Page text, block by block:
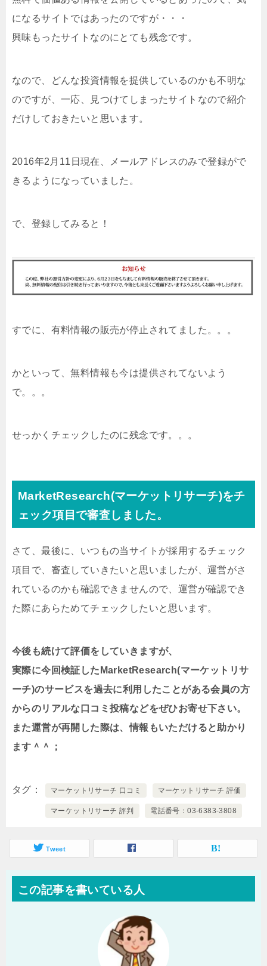
になるサイトではあったのですが・・・
興味もったサイトなのにとても残念です。
なので、どんな投資情報を提供しているのかも不明な
のですが、一応、見つけてしまったサイトなので紹介
だけしておきたいと思います。
2016年2月11日現在、メールアドレスのみで登録がで
きるようになっていました。
で、登録してみると！
すでに、有料情報の販売が停止されてました。。。
かといって、無料情報も今は提供されてないよう
で。。。
せっかくチェックしたのに残念です。。。
MarketResearch(マーケットリサーチ)をチ
ェック項目で審査しました。
さて、最後に、いつもの当サイトが採用するチェック
項目で、審査していきたいと思いましたが、運営がさ
れているのかも確認できませんので、運営が確認でき
た際にあらためてチェックしたいと思います。
今後も続けて評価をしていきますが、
実際に今回検証したMarketResearch(マーケットリサ
ーチ)のサービスを過去に利用したことがある会員の方
からのリアルな口コミ投稿などをぜひお寄せ下さい。
また運営が再開した際は、情報もいただけると助かり
ます＾＾；
タグ マーケットリサーチ 口コミ マーケットリサーチ 評価
マーケットリサーチ 評判 電話番号：03-6383-3808
Tweet
この記事を書いている人